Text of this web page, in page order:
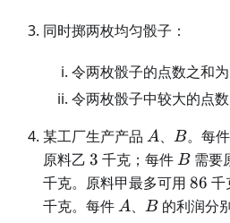
同时掷两枚均匀骰子：
令两枚骰子的点数之和为
令两枚骰子中较大的点
某工厂生产产品 A
A、 B
B。每件
原料乙 3
3 千克；每件 B
B需要
千克。原料甲最多可用 86
86 千
千克。每件 A
A、 B
B的利润分